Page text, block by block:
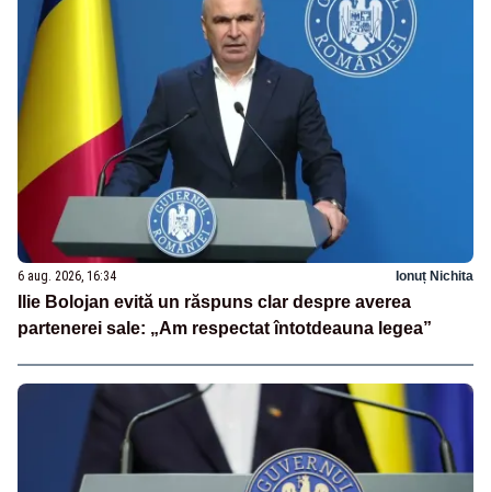
6 aug. 2026, 16:34 Ionuț Nichita
Ilie Bolojan evită un răspuns clar despre averea
partenerei sale: „Am respectat întotdeauna legea”